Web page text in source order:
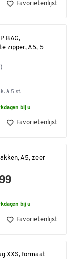
Favorietenlijst
BAG,
zipper, A5, 5
à 5 st.
bij u
Favorietenlijst
A5, zeer
bij u
Favorietenlijst
XXS, formaat